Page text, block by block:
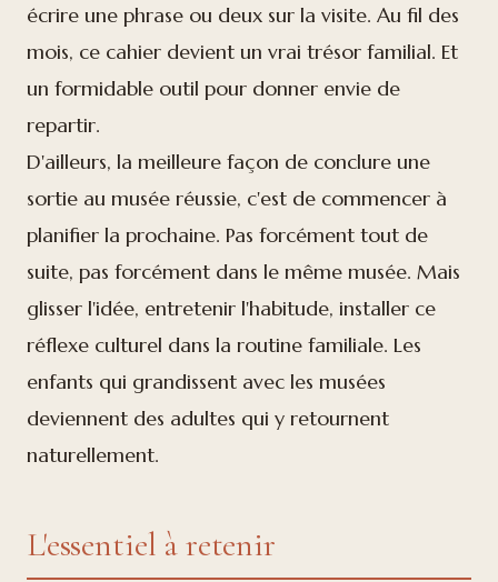
écrire une phrase ou deux sur la visite. Au fil des
mois, ce cahier devient un vrai trésor familial. Et
un formidable outil pour donner envie de
repartir.
D'ailleurs, la meilleure façon de conclure une
sortie au musée réussie, c'est de commencer à
planifier la prochaine. Pas forcément tout de
suite, pas forcément dans le même musée. Mais
glisser l'idée, entretenir l'habitude, installer ce
réflexe culturel dans la routine familiale. Les
enfants qui grandissent avec les musées
deviennent des adultes qui y retournent
naturellement.
L'essentiel à retenir